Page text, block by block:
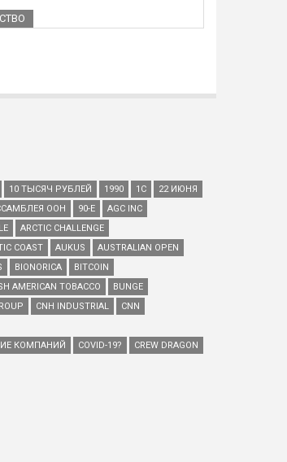
10 ТЫСЯЧ РУБЛЕЙ 1990 1С
22 ИЮНЯ
ООН 90-Е
AGC INC
ARCTIC CHALLENGE
COAST AUKUS
AUSTRALIAN OPEN
BIONORICA
BITCOIN
AMERICAN TOBACCO
BUNGE
CNH INDUSTRIAL
CNN
КОМПАНИЙ
COVID-19?
CREW DRAGON